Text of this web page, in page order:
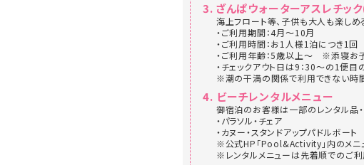
ざんぱウォーターアスレチッ
海上フロート等、子供も大人も楽しめ
・ご利用期間：4月～10月
・ご利用時間：お1人様1泊につき1回
・ご利用年齢：5歳以上～ ※添寝お
・チェックアウト日は9：30～の1便目
※潮の干満の関係で利用できない時間
ビーチレンタルメニュー
御宿泊のお客様は一部のレンタル品
・パラソル・チェア
・カヌー・スタンドアップパドルボート
※公式HP「Pool&Activity」内のメニ
※レンタルメニューは先着順でのご利